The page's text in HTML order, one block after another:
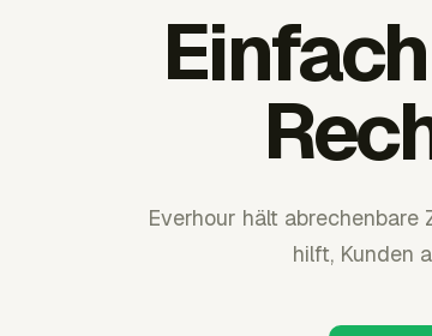
Everhour hält abrechenbare
hilft, Kunden